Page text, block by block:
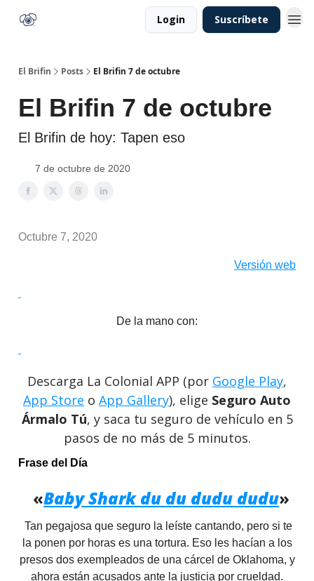
Login Suscríbete
El Brifin Posts El Brifin 7 de octubre
El Brifin 7 de octubre
El Brifin de hoy: Tapen eso
7 de octubre de 2020
Octubre 7, 2020
Versión web
De la mano con:
Descarga La Colonial APP (por Google Play,
App Store o App Gallery), elige Seguro Auto
Ármalo Tú, y saca tu seguro de vehículo en 5
pasos de no más de 5 minutos.
Frase del Día
«Baby Shark du du dudu dudu»
Tan pegajosa que seguro la leíste cantando, pero si te
la ponen por horas es una tortura. Eso les hacían a los
presos dos exempleados de una cárcel de Oklahoma, y
ahora están acusados ante la justicia por crueldad.